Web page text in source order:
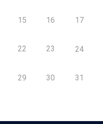
15 16 17
22 23 24
29 30 31